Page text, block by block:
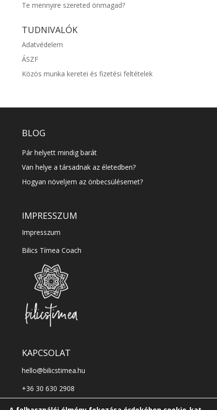
Te mennyire szereted önmagad?
TUDNIVALÓK
Adatvédelem
ÁSZF
Közös munka keretei és fizetési feltételek
BLOG
Pár helyett mindig barát
Van helye a társadnak az életedben?
Hogyan növeljem az önbecsülésemet?
IMPRESSZUM
Impresszum
Bilics Tímea Coach
KAPCSOLAT
hello@bilicstimea.hu
+36 30 630 2908
Kövess a facebookon!